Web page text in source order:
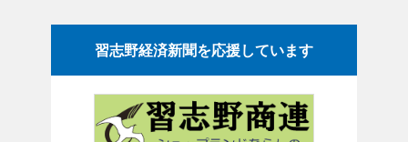
習志野経済新聞を応援しています